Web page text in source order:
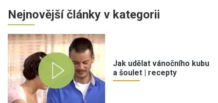
Nejnovější články v kategorii
Jak udělat vánočního kubu
a šoulet | recepty